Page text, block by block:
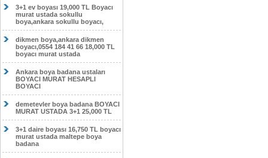
3+1 ev boyası 19,000 TL Boyacı
murat ustada sokullu
boya,ankara sokullu boyacı,
dikmen boya,ankara dikmen
boyacı,0554 184 41 66 18,000 TL
boyacı murat ustada
Ankara boya badana ustaları
BOYACI MURAT HESAPLI
BOYACI
demetevler boya badana BOYACI
MURAT USTADA 3+1 25,000 TL
3+1 daire boyası 16,750 TL boyacı
murat ustada maltepe boya
badana